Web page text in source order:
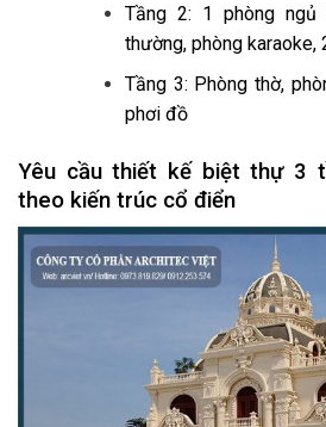
Tầng 2: 1 phòng ngủ
thường, phòng karaoke,
Tầng 3: Phòng thờ,
phơi đồ
Yêu cầu thiết kế biệt thự 3
theo kiến trúc cổ điển